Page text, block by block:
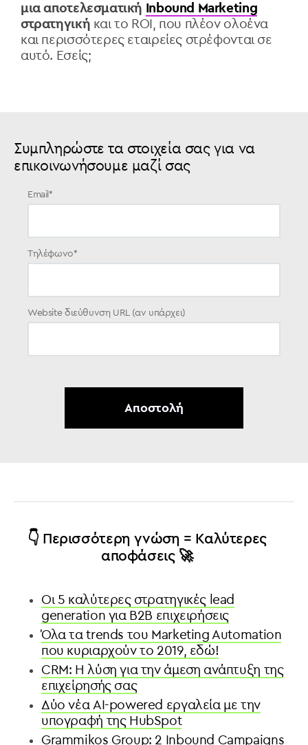
μια αποτελεσματική Inbound Marketing
στρατηγική και το ROI, που πλέον ολοένα
και περισσότερες εταιρείες στρέφονται σε
αυτό. Εσείς;
Συμπληρώστε τα στοιχεία σας για να
επικοινωνήσουμε μαζί σας
Email *
Τηλέφωνο*
Website διεύθυνση URL (αν υπάρχει)
👇 Περισσότερη γνώση = Καλύτερες
αποφάσεις 🚀
Οι 5 καλύτερες στρατηγικές lead
generation για B2B επιχειρήσεις
Όλα τα trends του Marketing Automation
που κυριαρχoύν το 2019, εδώ!
CRM: Η λύση για την άμεση ανάπτυξη της
επιχείρησής σας
Δύο νέα AI-powered εργαλεία με την
υπογραφή της HubSpot
Grammikos Group: 2 Inbound Campaigns